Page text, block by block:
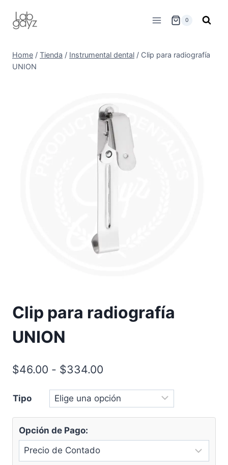
0
Home / Tienda / Instrumental dental / Clip para radiografía
UNION
Clip para radiografía
UNION
$46.00 - $334.00
precios:
desde
$46.00
Tipo
Opción de Pago: